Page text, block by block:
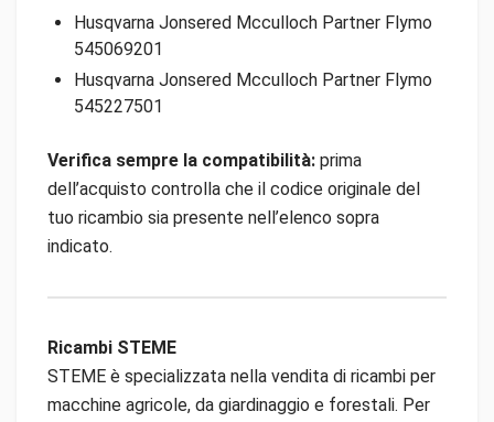
Husqvarna Jonsered Mcculloch Partner Flymo
545069201
Husqvarna Jonsered Mcculloch Partner Flymo
545227501
Verifica sempre la compatibilità: prima
dell’acquisto controlla che il codice originale del
tuo ricambio sia presente nell’elenco sopra
indicato.
Ricambi STEME
STEME è specializzata nella vendita di ricambi per
macchine agricole, da giardinaggio e forestali. Per